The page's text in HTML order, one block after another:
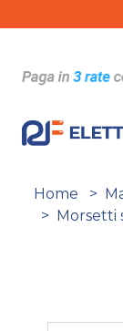
Salta al contenuto
Home >
>
Morsetti